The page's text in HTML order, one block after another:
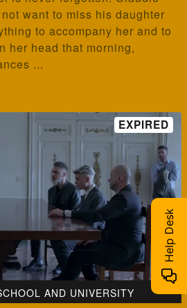
want to miss his daughter
to accompany her and to
her head that morning,
...
AND UNIVERSITY
Help Desk